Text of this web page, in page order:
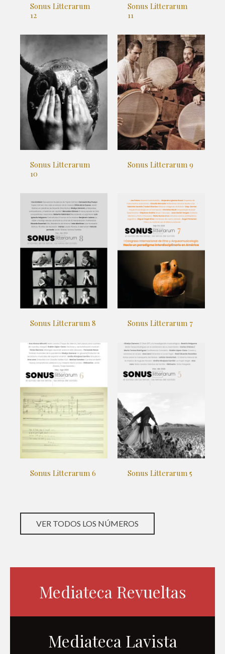
Sonus Litterarum
12
Sonus Litterarum
11
Sonus Litterarum
10
Sonus Litterarum 9
Sonus Litterarum 8 Sonus Litterarum 7
Sonus Litterarum 6 Sonus Litterarum 5
VER TODOS LOS NÚMEROS
Mediateca Revueltas
Mediateca Lavista